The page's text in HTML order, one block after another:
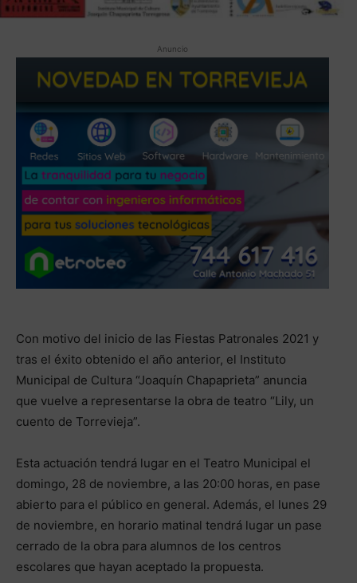
Anuncio
Con motivo del inicio de las Fiestas Patronales 2021 y
tras el éxito obtenido el año anterior, el Instituto
Municipal de Cultura “Joaquín Chapaprieta” anuncia
que vuelve a representarse la obra de teatro “Lily, un
cuento de Torrevieja”.
Esta actuación tendrá lugar en el Teatro Municipal el
domingo, 28 de noviembre, a las 20:00 horas, en pase
abierto para el público en general. Además, el lunes 29
de noviembre, en horario matinal tendrá lugar un pase
cerrado de la obra para alumnos de los centros
escolares que hayan aceptado la propuesta.